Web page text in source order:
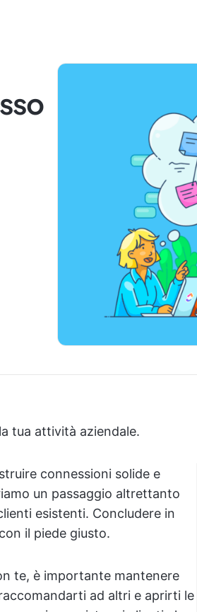
tua attività aziendale.
connessioni solide e
un passaggio altrettanto
esistenti. Concludere in
il piede giusto.
te, è importante mantenere
ad altri e aprirti le